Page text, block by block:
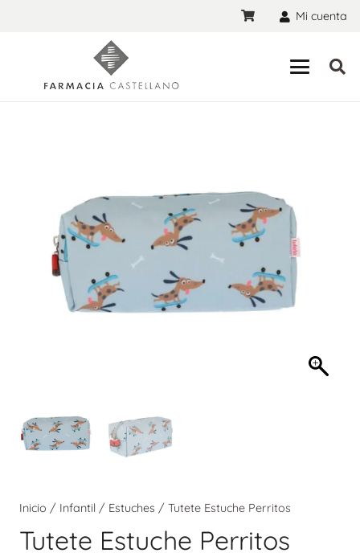
Mi cuenta
Inicio / Infantil / Estuches / Tutete Estuche Perritos
Tutete Estuche Perritos